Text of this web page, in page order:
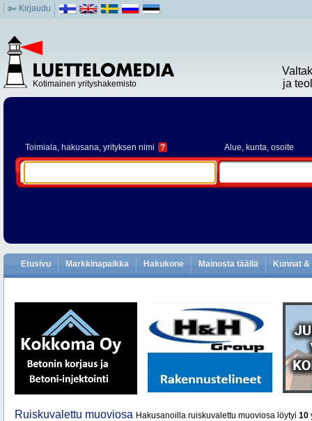
Kirjaudu
Kotimainen yrityshakemisto
ja
Toimiala, hakusana, yrityksen nimi ? Alue, kunta, osoite
Etusivu Markkinapaikka Hakukone Mainosta täällä Kunnat
Ruiskuvalettu muoviosa Hakusanoilla ruiskuvalettu muoviosa löytyi 10